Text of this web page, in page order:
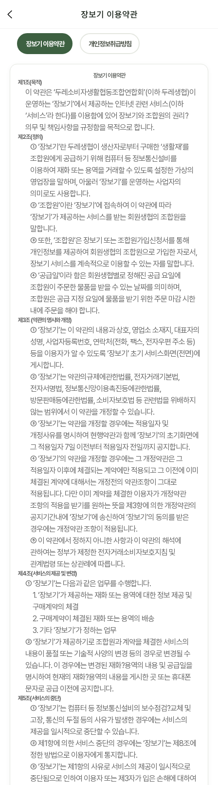
장보기 이용약관
장보기 이용약관 개인정보취급방침
장보기 이용약관
제1조(목적)
이 약관은 ‘두레소비자생활협동조합연합회’(이하 두레생협)이
운영하는 ‘장보기’에서 제공하는 인터넷 관련 서비스(이하
‘서비스’라 한다)를 이용함에 있어 장보기와 조합원의 권리?
의무 및 책임사항을 규정함을 목적으로 합니다.
제2조(정의)
① ‘장보기’란 두레생협이 생산자로부터 구매한 ‘생활재’를
조합원에게 공급하기 위해 컴퓨터 등 정보통신설비를
이용하여 재화 또는 용역을 거래할 수 있도록 설정한 가상의
영업장을 말하며, 아울러 ‘장보기’를 운영하는 사업자의
의미로도 사용합니다.
② ‘조합원’이란 ‘장보기’에 접속하여 이 약관에 따라
‘장보기’가 제공하는 서비스를 받는 회원생협의 조합원을
말합니다.
③ 또한, ‘조합원’은 장보기 또는 조합원가입신청서를 통해
개인정보를 제공하여 회원생협의 조합원으로 가입한 자로서,
장보기 서비스를 계속적으로 이용할 수 있는 자를 말합니다.
④ ‘공급일'이라 함은 회원생협별로 정해진 공급 요일에
조합원이 주문한 물품을 받을 수 있는 날짜를 의미하며,
조합원은 공급 지정 요일에 물품을 받기 위한 주문 마감 시한
내에 주문을 해야 합니다.
제3조 (약관의 명시와 개정)
① ‘장보기’는 이 약관의 내용과 상호, 영업소 소재지, 대표자의
성명, 사업자등록번호, 연락처(전화, 팩스, 전자우편 주소 등)
등을 이용자가 알 수 있도록 ‘장보기’ 초기 서비스화면(전면)에
게시합니다.
② ‘장보기’는 약관의규제에관한법률, 전자거래기본법,
전자서명법, 정보통신망이용촉진등에관한법률,
방문판매등에관한법률, 소비자보호법 등 관련법을 위배하지
않는 범위에서 이 약관을 개정할 수 있습니다.
③ ‘장보기’는 약관을 개정할 경우에는 적용일자 및
개정사유를 명시하여 현행약관과 함께 ‘장보기’의 초기화면에
그 적용일자 7일 이전부터 적용일자 전일까지 공지합니다.
④ ‘장보기’의 약관을 개정할 경우에는 그 개정약관은 그
적용일자 이후에 체결되는 계약에만 적용되고 그 이전에 이미
체결된 계약에 대해서는 개정전의 약관조항이 그대로
적용됩니다. 다만 이미 계약을 체결한 이용자가 개정약관
조항의 적용을 받기를 원하는 뜻을 제3항에 의한 개정약관의
공지기간내에 ‘장보기’에 송신하여 ‘장보기’의 동의를 받은
경우에는 개정약관 조항이 적용됩니다.
⑤ 이 약관에서 정하지 아니한 사항과 이 약관의 해석에
관하여는 정부가 제정한 전자거래소비자보호지침 및
관계법령 또는 상관례에 따릅니다.
제4조(서비스의 제공 및 변경)
① ‘장보기’는 다음과 같은 업무를 수행합니다.
1. ‘장보기’가 제공하는 재화 또는 용역에 대한 정보 제공 및
구매계약의 체결
2. 구매계약이 체결된 재화 또는 용역의 배송
3. 기타 ‘장보기’가 정하는 업무
② ‘장보기’가 제공하기로 조합원과 계약을 체결한 서비스의
내용이 품절 또는 기술적 사양의 변경 등의 경우로 변경될 수
있습니다. 이 경우에는 변경된 재화?용역의 내용 및 공급일을
명시하여 현재의 재화?용역의 내용을 게시한 곳 또는 휴대폰
문자로 공급 이전에 공지합니다.
제5조(서비스의 중단)
① ‘장보기’는 컴퓨터 등 정보통신설비의 보수점검?교체 및
고장, 통신의 두절 등의 사유가 발생한 경우에는 서비스의
제공을 일시적으로 중단할 수 있습니다.
② 제1항에 의한 서비스 중단의 경우에는 ‘장보기’는 제8조에
정한 방법으로 이용자에게 통지합니다.
③ ‘장보기’는 제1항의 사유로 서비스의 제공이 일시적으로
중단됨으로 인하여 이용자 또는 제3자가 입은 손해에 대하여